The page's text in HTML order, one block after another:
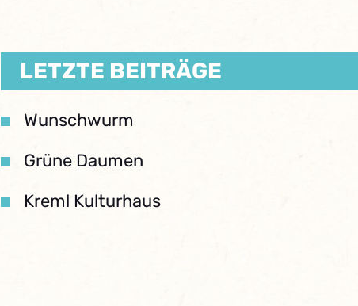
LETZTE BEITRÄGE
Wunschwurm
Grüne Daumen
Kreml Kulturhaus